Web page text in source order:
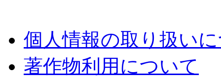
個人情報の取り扱い
著作物利用について